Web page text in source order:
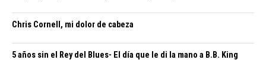
Chris Cornell, mi dolor de cabeza
5 años sin el Rey del Blues- El día que le di la mano a B.B. King